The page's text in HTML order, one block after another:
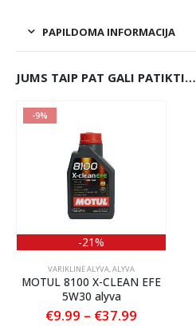
PAPILDOMA INFORMACIJA
JUMS TAIP PAT GALI PATIKTI…
-9%
-21%
VARIKLINĖ ALYVA,ALYVA
MOTUL 8100 X-CLEAN EFE
5W30 alyva
€9.99 – €37.99